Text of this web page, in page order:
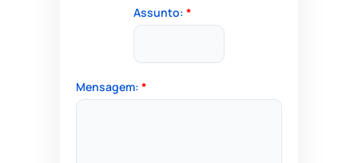
Assunto: *
Mensagem: *